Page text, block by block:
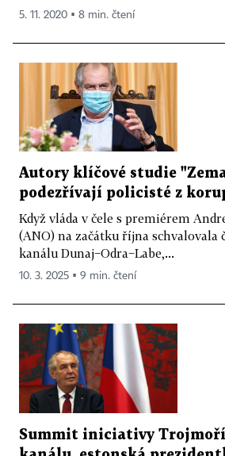
5. 11. 2020 ▪ 8 min. čtení
Autory klíčové studie
podezřívají policisté z
Když vláda v čele s premiérem
(ANO) na začátku října schvalovala
kanálu Dunaj−Odra−Labe,...
10. 3. 2025 ▪ 9 min. čtení
Summit iniciativy